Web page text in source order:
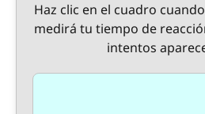
Haz clic en el cuadro
medirá tu tiempo de
intentos